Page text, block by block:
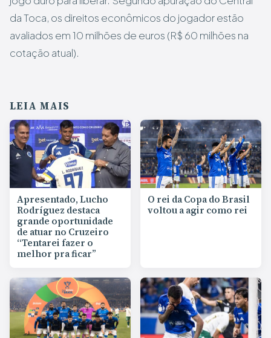
da Toca, os direitos econômicos do jogador estão
avaliados em 10 milhões de euros (R$ 60 milhões na
cotação atual).
LEIA MAIS
Apresentado, Lucho
Rodríguez destaca
grande oportunidade
de atuar no Cruzeiro
“Tentarei fazer o
melhor pra ficar”
O rei da Copa do Brasil
voltou a agir como rei